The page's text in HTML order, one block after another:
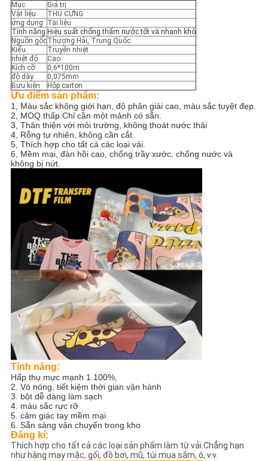
COMPANY
NEWS
SƠ
ĐỒ
TRANG
WEB
SÁCH
BẢO
MẬT
Mục
Giá trị
Vật liệu
THÚ CƯNG
ứng dụng
Tài liệu
Tính năng Hiệu suất chống thấm nước tốt và nhanh khô
Nguồn gốcThượng Hải, Trung Quốc
Kiểu
Truyền nhiệt
nhiệt độ
Cao
Kích cỡ
0,6*100m
độ dày
0,075mm
Bưu kiện
Hộp carton
Ưu điểm sản phẩm:
1, Màu sắc không giới hạn, độ phân giải cao, màu sắc tuyệt đẹp.
2, MOQ thấp.Chỉ cần một mảnh có sẵn.
3, Thân thiện với môi trường, không thoát nước thải
4, Rỗng tự nhiên, không cần cắt.
5, Thích hợp cho tất cả các loại vải.
6, Mềm mại, đàn hồi cao, chống trầy xước, chống nước và
không bị nứt.
Tính năng:
Hấp thụ mực mạnh 1.100%,
2. Vỏ nóng, tiết kiệm thời gian vận hành
3. bột dễ dàng làm sạch
4. màu sắc rực rỡ
5. cảm giác tay mềm mại
6. Sẵn sàng vận chuyển trong kho
Đăng kí:
Thích hợp cho tất cả các loại sản phẩm làm từ vải.Chẳng hạn
như hàng may mặc, gối, đồ bơi, mũ, túi mua sắm, ô, v.v.